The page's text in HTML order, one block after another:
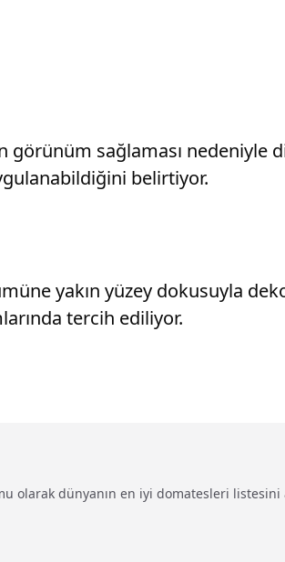
görünüm sağlaması nedeniyle
belirtiyor.
yakın yüzey dokusuyla
tercih ediliyor.
olarak dünyanın en iyi domatesleri listesini